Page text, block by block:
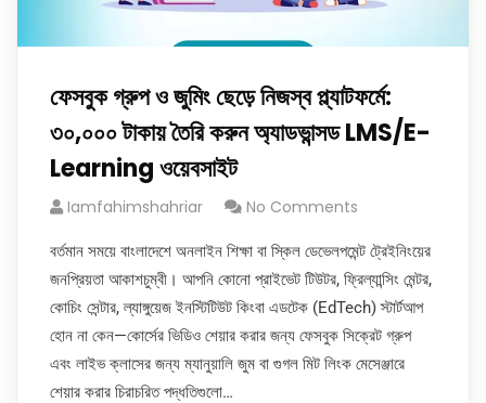
ফেসবুক গ্রুপ ও জুমিং ছেড়ে নিজস্ব প্ল্যাটফর্মে:
৩০,০০০ টাকায় তৈরি করুন অ্যাডভান্সড LMS/E-
Learning ওয়েবসাইট
Iamfahimshahriar No Comments
বর্তমান সময়ে বাংলাদেশে অনলাইন শিক্ষা বা স্কিল ডেভেলপমেন্ট ট্রেইনিংয়ের
জনপ্রিয়তা আকাশচুম্বী। আপনি কোনো প্রাইভেট টিউটর, ফ্রিল্যান্সিং মেন্টর,
কোচিং সেন্টার, ল্যাঙ্গুয়েজ ইনস্টিটিউট কিংবা এডটেক (EdTech) স্টার্টআপ
হোন না কেন—কোর্সের ভিডিও শেয়ার করার জন্য ফেসবুক সিক্রেট গ্রুপ
এবং লাইভ ক্লাসের জন্য ম্যানুয়ালি জুম বা গুগল মিট লিংক মেসেঞ্জারে
শেয়ার করার চিরাচরিত পদ্ধতিগুলো…